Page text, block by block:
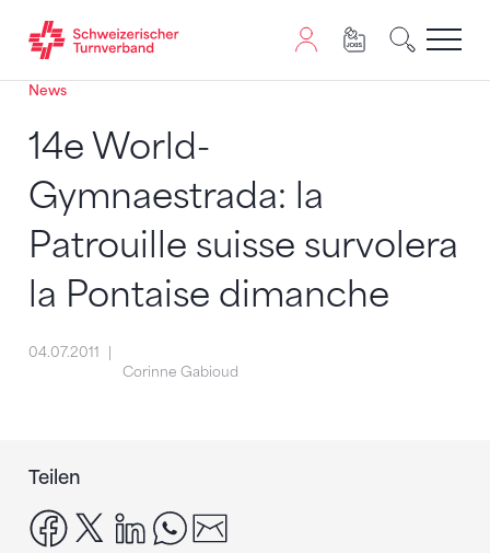
Zum Inhalt springen
Zur Sitemap navigieren
Zum Navigieren dieser Seite wird JavaScript benötigt.
News
14e World-
Gymnaestrada: la
Patrouille suisse survolera
la Pontaise dimanche
04.07.2011
Corinne Gabioud
Teilen
facebook
x linkedinwhatsapp